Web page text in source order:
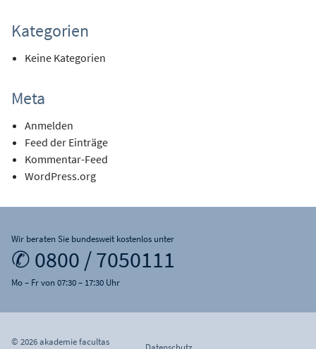
Kategorien
Keine Kategorien
Meta
Anmelden
Feed der Einträge
Kommentar-Feed
WordPress.org
Wir beraten Sie bundesweit kostenlos unter
✆ 0800 / 7050111
Mo – Fr von 07:30 – 17:30 Uhr
© 2026 akademie facultas